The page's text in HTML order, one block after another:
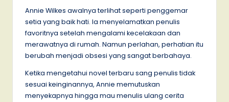
Annie Wilkes awalnya terlihat seperti penggemar
setia yang baik hati. Ia menyelamatkan penulis
favoritnya setelah mengalami kecelakaan dan
merawatnya di rumah. Namun perlahan, perhatian itu
berubah menjadi obsesi yang sangat berbahaya.
Ketika mengetahui novel terbaru sang penulis tidak
sesuai keinginannya, Annie memutuskan
menyekapnya hingga mau menulis ulang cerita